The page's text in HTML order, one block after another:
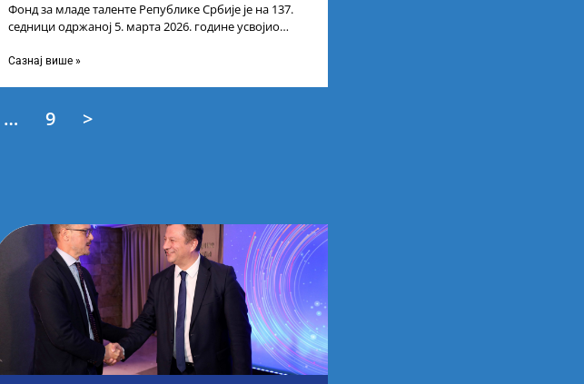
Фонд за младе таленте Републике Србије је на 137.
седници одржаној 5. марта 2026. године усвојио
Сазнај више »
… 9 >